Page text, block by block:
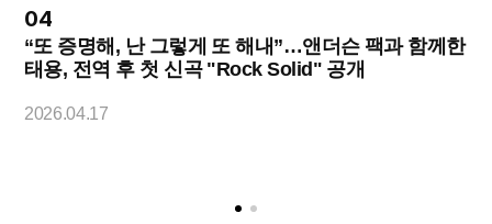
04
“또 증명해, 난 그렇게 또 해내”…앤더슨 팩과 함께한
태용, 전역 후 첫 신곡 "Rock Solid" 공개
2026.04.17